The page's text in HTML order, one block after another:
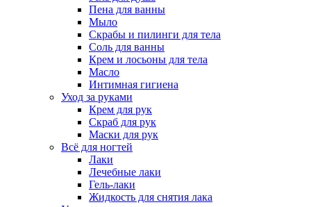
Пена для ванны
Мыло
Скрабы и пилинги для тела
Соль для ванны
Крем и лосьоны для тела
Масло
Интимная гигиена
Уход за руками
Крем для рук
Скраб для рук
Маски для рук
Всё для ногтей
Лаки
Лечебные лаки
Гель-лаки
Жидкость для снятия лака